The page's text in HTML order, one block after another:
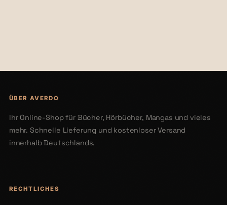
ÜBER AVERDO
Ihr Online-Shop für Bücher, Hörbücher, Mangas und vieles
mehr. Schnelle Lieferung und kostenloser Versand
innerhalb Deutschlands.
RECHTLICHES